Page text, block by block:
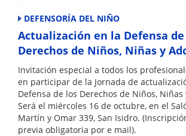
DEFENSORÍA DEL NIÑO
Actualización en la Defensa
Derechos de Niños, Niñas y
Invitación especial a todos los
en participar de la Jornada de
Defensa de los Derechos de Niños, Niñas
Será el miércoles 16 de octubre, en el
Martín y Omar 339, San Isidro.
previa obligatoria por e mail).